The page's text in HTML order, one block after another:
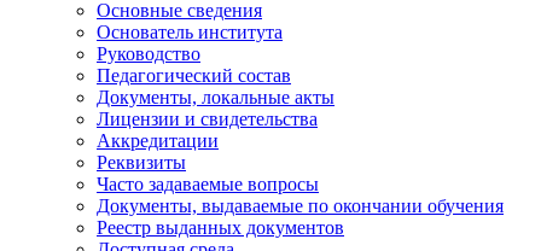
Основные сведения
Основатель института
Руководство
Педагогический состав
Документы, локальные акты
Лицензии и свидетельства
Аккредитации
Реквизиты
Часто задаваемые вопросы
Документы, выдаваемые по окончании обучения
Реестр выданных документов